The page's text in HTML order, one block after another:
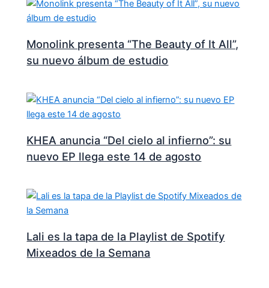
Monolink presenta “The Beauty of It All”,
su nuevo álbum de estudio
KHEA anuncia “Del cielo al infierno”: su
nuevo EP llega este 14 de agosto
Lali es la tapa de la Playlist de Spotify
Mixeados de la Semana